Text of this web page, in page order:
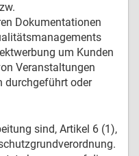
Dokumentationen
um Kunden
Veranstaltungen
durchgeführt oder
sind, Artikel 6 (1),